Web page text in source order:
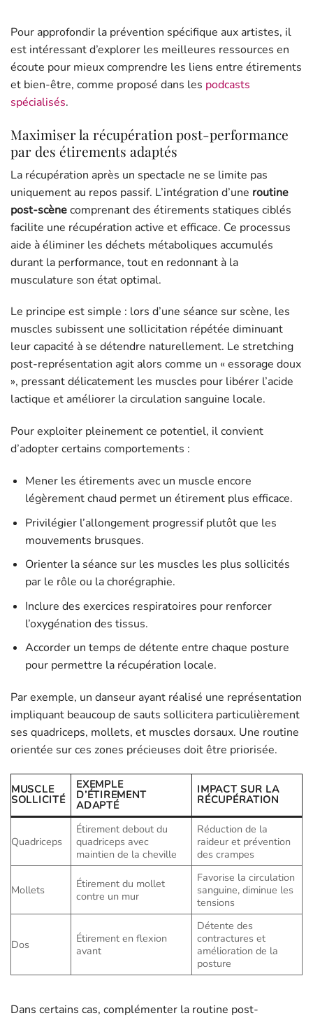
Pour approfondir la prévention spécifique aux artistes, il
est intéressant d’explorer les meilleures ressources en
écoute pour mieux comprendre les liens entre étirements
et bien-être, comme proposé dans les podcasts
spécialisés.
Maximiser la récupération post-performance
par des étirements adaptés
La récupération après un spectacle ne se limite pas
uniquement au repos passif. L’intégration d’une routine
post-scènecomprenant des étirements statiques ciblés
facilite une récupération active et efficace. Ce processus
aide à éliminer les déchets métaboliques accumulés
durant la performance, tout en redonnant à la
musculature son état optimal.
Le principe est simple : lors d’une séance sur scène, les
muscles subissent une sollicitation répétée diminuant
leur capacité à se détendre naturellement. Le stretching
post-représentation agit alors comme un « essorage doux
», pressant délicatement les muscles pour libérer l’acide
lactique et améliorer la circulation sanguine locale.
Pour exploiter pleinement ce potentiel, il convient
d’adopter certains comportements :
Mener les étirements avec un muscle encore
légèrement chaud permet un étirement plus efficace.
Privilégier l’allongement progressif plutôt que les
mouvements brusques.
Orienter la séance sur les muscles les plus sollicités
par le rôle ou la chorégraphie.
Inclure des exercices respiratoires pour renforcer
l’oxygénation des tissus.
Accorder un temps de détente entre chaque posture
pour permettre la récupération locale.
Par exemple, un danseur ayant réalisé une représentation
impliquant beaucoup de sauts sollicitera particulièrement
ses quadriceps, mollets, et muscles dorsaux. Une routine
orientée sur ces zones précieuses doit être priorisée.
MUSCLE
SOLLICITÉ
EXEMPLE
D’ÉTIREMENT
ADAPTÉ
IMPACT SUR LA
RÉCUPÉRATION
Quadriceps
Étirement debout du
quadriceps avec
maintien de la cheville
Réduction de la
raideur et prévention
des crampes
Mollets
Étirement du mollet
contre un mur
Favorise la circulation
sanguine, diminue les
tensions
Dos
Étirement en flexion
avant
Détente des
contractures et
amélioration de la
posture
Dans certains cas, complémenter la routine post-